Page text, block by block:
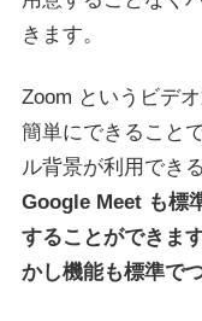
きます。
Zoom というビデ
簡単にできること
ル背景が利用でき
Google Meet も標
することができま
かし機能も標準で